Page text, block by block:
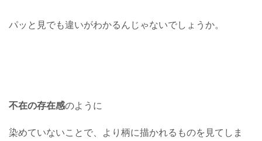
パッと見でも違いがわかるんじゃないでしょうか。
不在の存在感のように
染めていないことで、より柄に描かれるものを見てしま